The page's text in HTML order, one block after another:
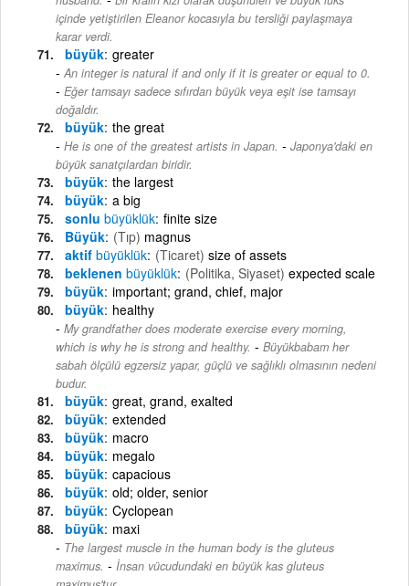
içinde yetiştirilen Eleanor kocasıyla bu tersliği paylaşmaya
karar verdi.
büyük greater
An integer is natural if and only if it is greater or equal to 0.
- Eğer tamsayı sadece sıfırdan büyük veya eşit ise tamsayı
doğaldır.
büyük the great
He is one of the greatest artists in Japan. - Japonya'daki en
büyük sanatçılardan biridir.
büyük the largest
büyük a big
sonlu büyüklük finite size
Büyük (Tıp) magnus
aktif büyüklük (Ticaret) size of assets
beklenen büyüklük (Politika, Siyaset) expected scale
büyük important; grand, chief, major
büyük healthy
My grandfather does moderate exercise every morning,
which is why he is strong and healthy. - Büyükbabam her
sabah ölçülü egzersiz yapar, güçlü ve sağlıklı olmasının nedeni
budur.
büyük great, grand, exalted
büyük extended
büyük macro
büyük megalo
büyük capacious
büyük old; older, senior
büyük Cyclopean
büyük maxi
The largest muscle in the human body is the gluteus
maximus. - İnsan vücudundaki en büyük kas gluteus